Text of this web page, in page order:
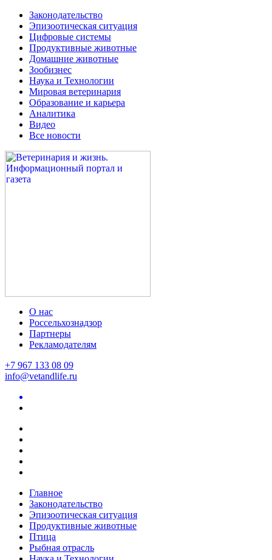
Законодательство
Эпизоотическая ситуация
Цифровые системы
Продуктивные животные
Домашние животные
Зообизнес
Наука и Технологии
Мировая ветеринария
Образование и карьера
Аналитика
Видео
Все новости
О нас
Россельхознадзор
Партнеры
Рекламодателям
+7 967 133 08 09
info@vetandlife.ru
Главное
Законодательство
Эпизоотическая ситуация
Продуктивные животные
Птица
Рыбная отрасль